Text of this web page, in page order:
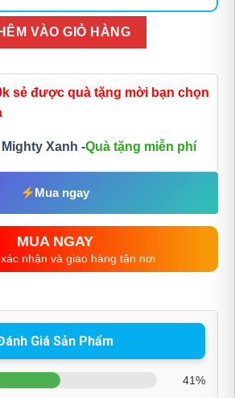
VÀO GIỎ HÀNG
sẻ được quà tặng mời bạn chọn
Mighty Xanh -Quà tặng miễn phí
Mua ngay
MUA NGAY
nhận và giao hàng tận nơi
Giá Sản Phẩm
41%